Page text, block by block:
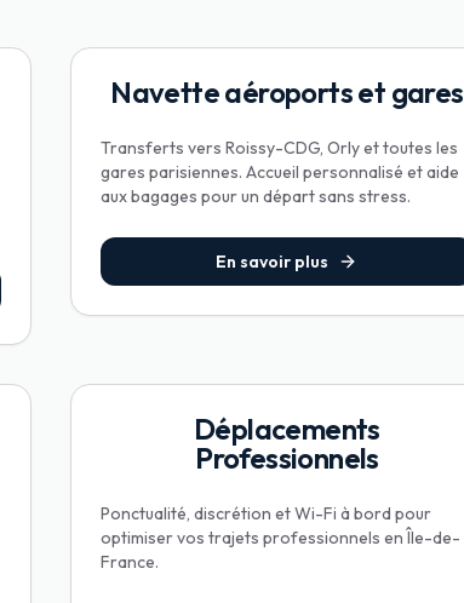
Navette aéroports et gares
Transferts vers Roissy-CDG, Orly et toutes les
gares parisiennes. Accueil personnalisé et aide
aux bagages pour un départ sans stress.
En savoir plus
Déplacements
Professionnels
Ponctualité, discrétion et Wi-Fi à bord pour
optimiser vos trajets professionnels en Île-de-
France.